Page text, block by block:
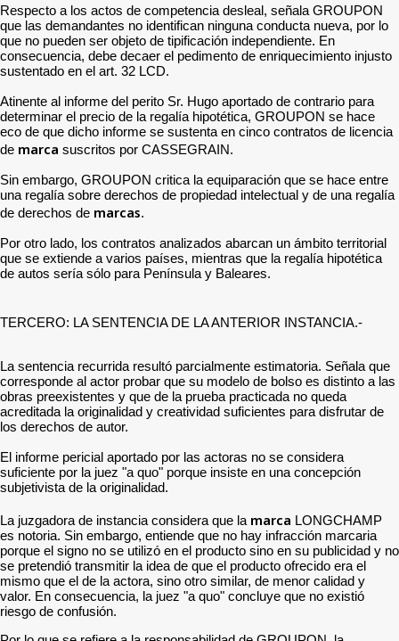
Respecto a los actos de competencia desleal, señala GROUPON
que las demandantes no identifican ninguna conducta nueva, por lo
que no pueden ser objeto de tipificación independiente. En
consecuencia, debe decaer el pedimento de enriquecimiento injusto
sustentado en el art. 32 LCD.
Atinente al informe del perito Sr. Hugo aportado de contrario para
determinar el precio de la regalía hipotética, GROUPON se hace
eco de que dicho informe se sustenta en cinco contratos de licencia
de marca suscritos por CASSEGRAIN.
Sin embargo, GROUPON critica la equiparación que se hace entre
una regalía sobre derechos de propiedad intelectual y de una regalía
de derechos de marcas.
Por otro lado, los contratos analizados abarcan un ámbito territorial
que se extiende a varios países, mientras que la regalía hipotética
de autos sería sólo para Península y Baleares.
TERCERO: LA SENTENCIA DE LA ANTERIOR INSTANCIA.-
La sentencia recurrida resultó parcialmente estimatoria. Señala que
corresponde al actor probar que su modelo de bolso es distinto a las
obras preexistentes y que de la prueba practicada no queda
acreditada la originalidad y creatividad suficientes para disfrutar de
los derechos de autor.
El informe pericial aportado por las actoras no se considera
suficiente por la juez "a quo" porque insiste en una concepción
subjetivista de la originalidad.
La juzgadora de instancia considera que la marca LONGCHAMP
es notoria. Sin embargo, entiende que no hay infracción marcaria
porque el signo no se utilizó en el producto sino en su publicidad y no
se pretendió transmitir la idea de que el producto ofrecido era el
mismo que el de la actora, sino otro similar, de menor calidad y
valor. En consecuencia, la juez "a quo" concluye que no existió
riesgo de confusión.